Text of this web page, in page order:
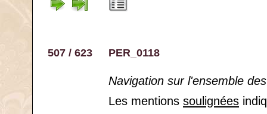
507 / 623 PER_0118
Navigation sur l'ensemble
Les mentions soulignées